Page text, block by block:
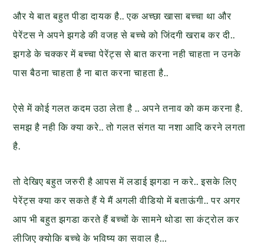
और ये बात बहुत पीडा दायक है.. एक अच्छा खासा बच्चा था और
पेरेंटस ने अपने झगडे की वजह से बच्चे को जिंदगी खराब कर दी..
झगडे के चक्कर में बच्चा पेरेंट्स से बात करना नही चाहता न उनके
पास बैठना चाहता है ना बात करना चाहता है..
ऐसे में कोई गलत कदम उठा लेता है .. अपने तनाव को कम करना है.
समझ है नही कि क्या करे.. तो गलत संगत या नशा आदि करने लगता
है.
तो देखिए बहुत जरुरी है आपस में लडाई झगडा न करे.. इसके लिए
पेरेंट्स क्या कर सकते हैं ये मैं अगली वीडियो में बताऊंगी.. पर अगर
आप भी बहुत झगडा करते हैं बच्चों के सामने थोडा सा कंट्रोल कर
लीजिए क्योकि बच्चे के भविष्य का सवाल है…